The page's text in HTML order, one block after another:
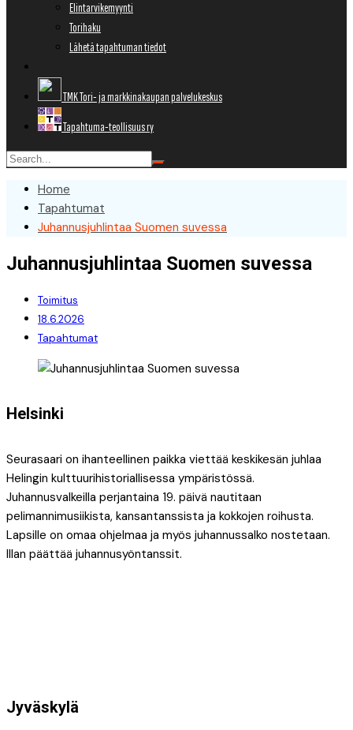
Elintarvikemyynti
Torihaku
Lähetä tapahtuman tiedot
TMK Tori- ja markkinakaupan palvelukeskus
Tapahtuma-teollisuus ry
Home
Tapahtumat
Juhannusjuhlintaa Suomen suvessa
Juhannusjuhlintaa Suomen suvessa
Toimitus
18.6.2026
Tapahtumat
Helsinki
Seurasaari on ihanteellinen paikka viettää keskikesän juhlaa
Helingin kulttuurihistoriallisessa ympäristössä.
Juhannusvalkeilla perjantaina 19. päivä nautitaan
pelimannimusiikista, kansantanssista ja kokkojen roihusta.
Lapsille on omaa ohjelmaa ja myös juhannussalko nostetaan.
Illan päättää juhannusyöntanssit.
Jyväskylä